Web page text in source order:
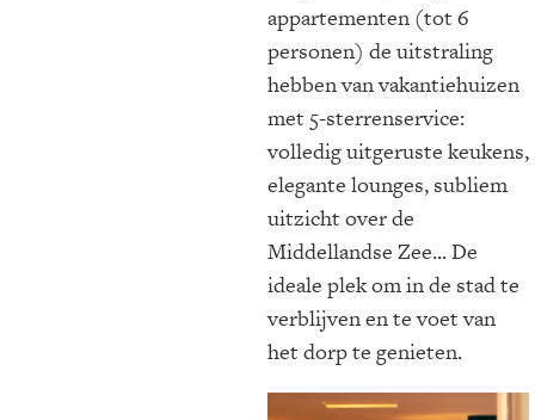
appartementen (tot 6
personen) de uitstraling
hebben van vakantiehuizen
met 5-sterrenservice:
volledig uitgeruste keukens,
elegante lounges, subliem
uitzicht over de
Middellandse Zee... De
ideale plek om in de stad te
verblijven en te voet van
het dorp te genieten.